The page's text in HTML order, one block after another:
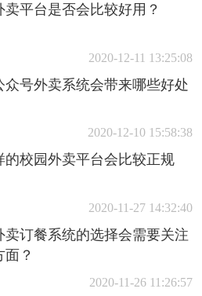
卖平台是否会比较好用？
2020-12-11 13:25:08
众号外卖系统会带来哪些好处
2020-12-10 15:58:38
的校园外卖平台会比较正规
2020-11-27 14:32:40
卖订餐系统的选择会需要关注
面？
2020-11-26 11:26:57